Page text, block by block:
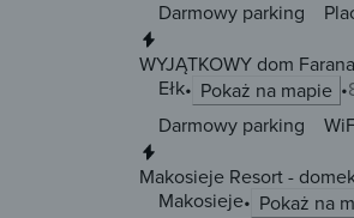
Darmowy parking
WYJĄTKOWY dom
Ełk
Pokaż na mapie
Darmowy parking
Makosieje Resort -
Makosieje
Pokaż na